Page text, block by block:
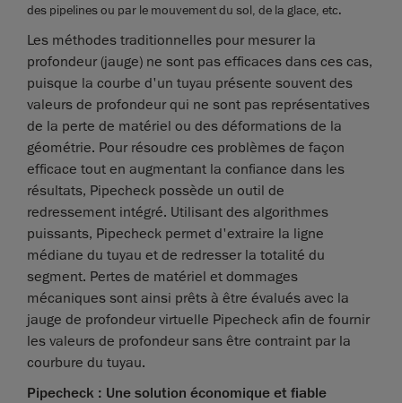
des pipelines ou par le mouvement du sol, de la glace, etc.
Les méthodes traditionnelles pour mesurer la
profondeur (jauge) ne sont pas efficaces dans ces cas,
puisque la courbe d'un tuyau présente souvent des
valeurs de profondeur qui ne sont pas représentatives
de la perte de matériel ou des déformations de la
géométrie. Pour résoudre ces problèmes de façon
efficace tout en augmentant la confiance dans les
résultats, Pipecheck possède un outil de
redressement intégré. Utilisant des algorithmes
puissants, Pipecheck permet d'extraire la ligne
médiane du tuyau et de redresser la totalité du
segment. Pertes de matériel et dommages
mécaniques sont ainsi prêts à être évalués avec la
jauge de profondeur virtuelle Pipecheck afin de fournir
les valeurs de profondeur sans être contraint par la
courbure du tuyau.
Pipecheck : Une solution économique et fiable